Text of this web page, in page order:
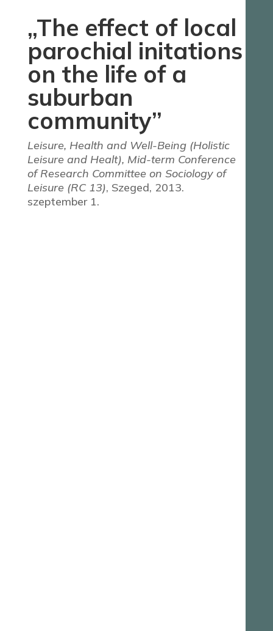
„The effect of local
parochial initations
on the life of a
suburban
community”
Leisure, Health and Well-Being (Holistic
Leisure and Healt), Mid-term Conference
of Research Committee on Sociology of
Leisure (RC 13), Szeged, 2013.
szeptember 1.